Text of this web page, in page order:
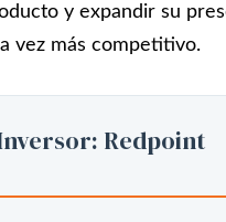
y expandir su
vez más competitivo.
Redpoint